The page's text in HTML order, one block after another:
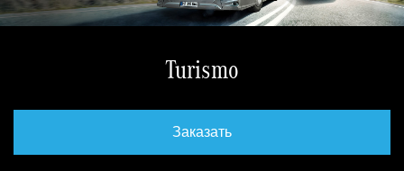
Turismo
Заказать